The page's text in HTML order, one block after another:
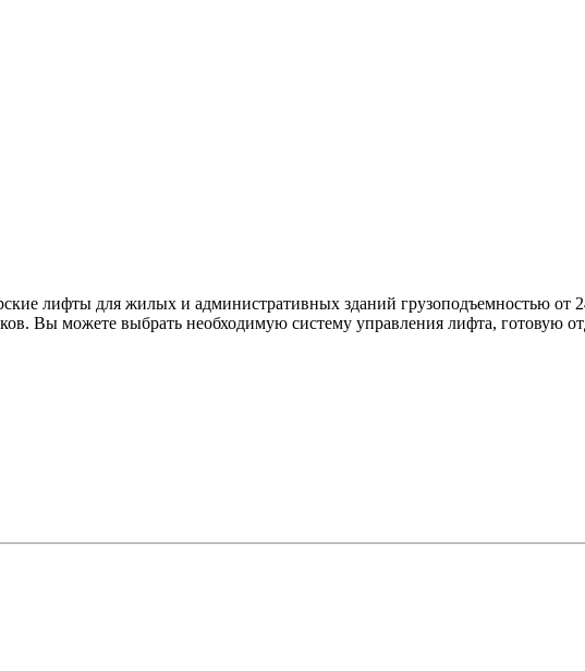
лифты для жилых и административных зданий грузоподъемностью от
Вы можете выбрать необходимую систему управления лифта, готовую